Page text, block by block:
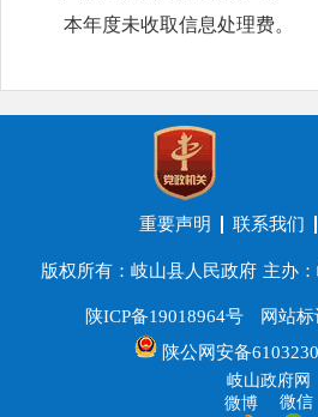
本年度未收取信息处理费。
重要声明 联系我们
版权所有：岐山县人民政府 主办
陕ICP备19018964号 网站
陕公网安备
岐山政府网
微博 微信